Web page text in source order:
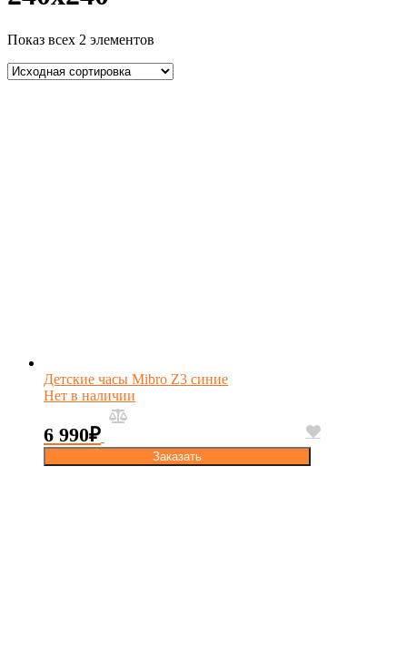
Показ всех 2 элементов
Детские часы Mibro Z3 синие
Нет в наличии
6 990₽
Заказать